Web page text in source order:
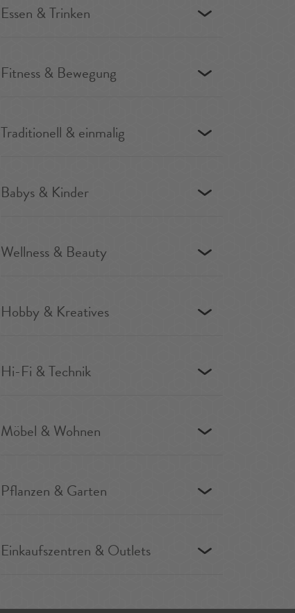
Essen & Trinken
Fitness & Bewegung
Traditionell & einmalig
Babys & Kinder
Wellness & Beauty
Hobby & Kreatives
Hi-Fi & Technik
Möbel & Wohnen
Pflanzen & Garten
Einkaufszentren & Outlets